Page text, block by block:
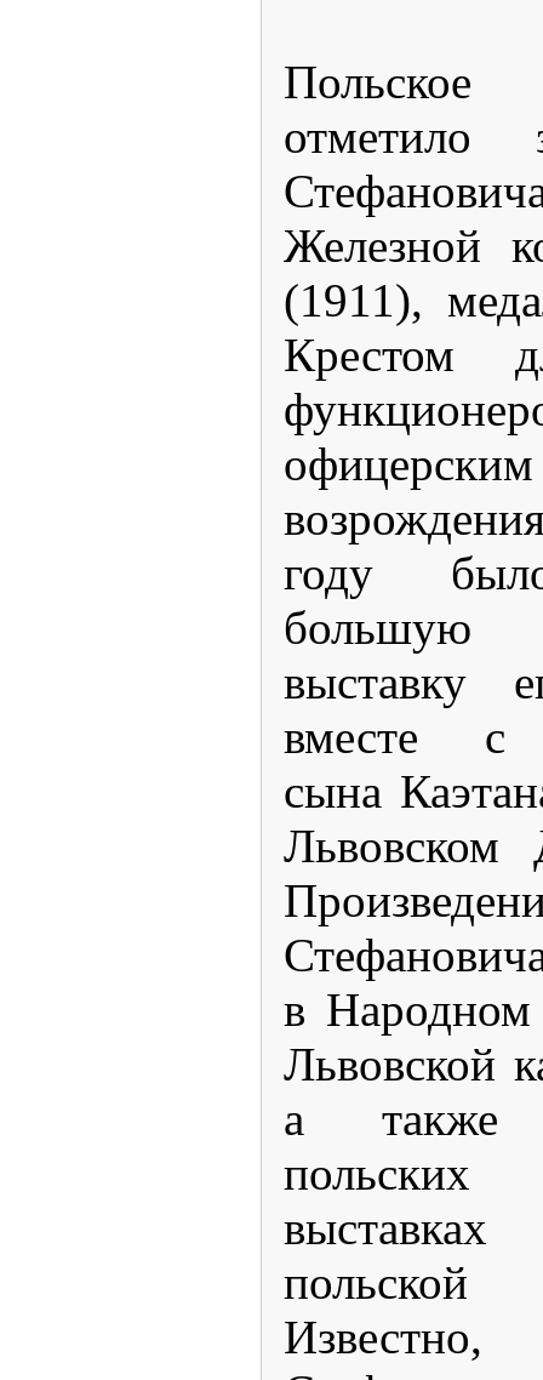
отметило
Железной
(1911),
Крестом
году
выставку
вместе с
сына
Львовском
в Народном
Львовской
а также
выставках